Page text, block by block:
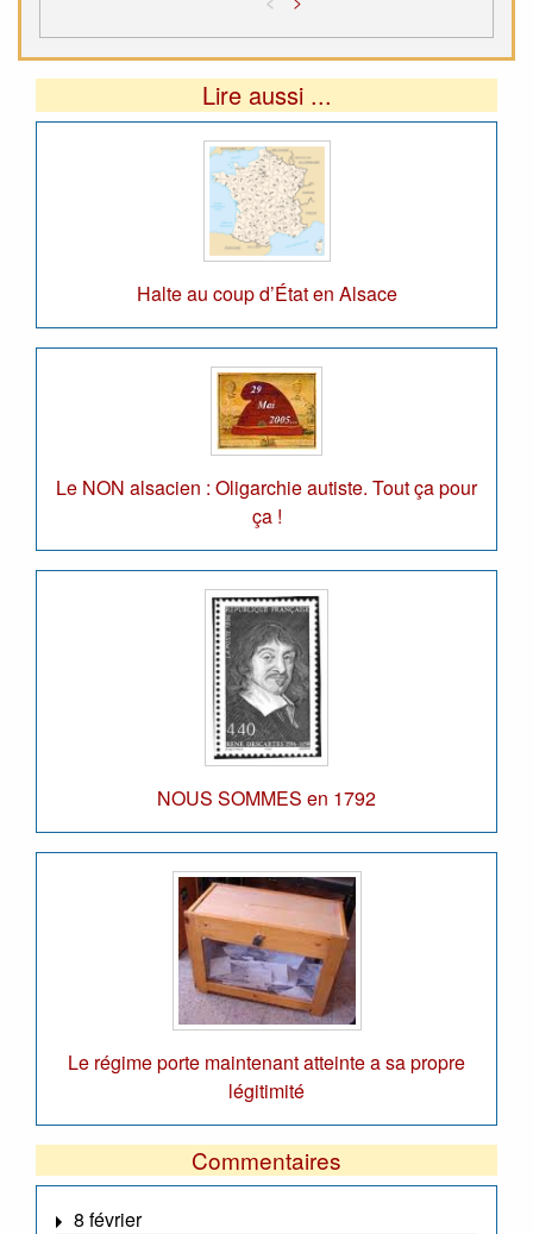
Lire aussi ...
Halte au coup d’État en Alsace
Le NON alsacien : Oligarchie autiste. Tout ça pour
ça !
NOUS SOMMES en 1792
Le régime porte maintenant atteinte a sa propre
légitimité
Commentaires
8 février